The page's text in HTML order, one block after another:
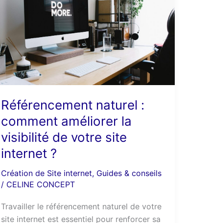
Référencement naturel :
comment améliorer la
visibilité de votre site
internet ?
Création de Site internet, Guides & conseils
/ CELINE CONCEPT
Travailler le référencement naturel de votre
site internet est essentiel pour renforcer sa
comment
améliorer
visibilité
de
votre
site
?